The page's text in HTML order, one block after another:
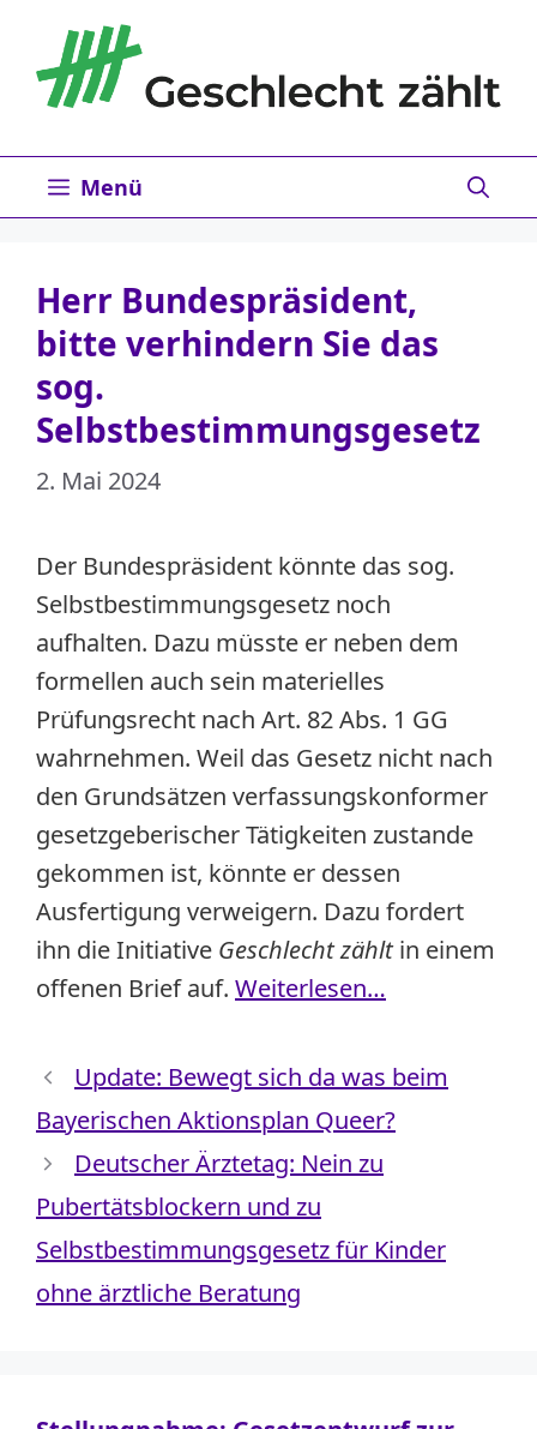
Inhalt
springen
Menü
Herr Bundespräsident,
bitte verhindern Sie das
sog.
Selbstbestimmungsgesetz
2. Mai 2024
Der Bundespräsident könnte das sog.
Selbstbestimmungsgesetz noch
aufhalten. Dazu müsste er neben dem
formellen auch sein materielles
Prüfungsrecht nach Art. 82 Abs. 1 GG
wahrnehmen. Weil das Gesetz nicht nach
den Grundsätzen verfassungskonformer
gesetzgeberischer Tätigkeiten zustande
gekommen ist, könnte er dessen
Ausfertigung verweigern. Dazu fordert
ihn die Initiative Geschlecht zähltin einem
offenen Brief auf. Weiterlesen…
Update: Bewegt sich da was beim
Bayerischen Aktionsplan Queer?
Deutscher Ärztetag: Nein zu
Pubertätsblockern und zu
Selbstbestimmungsgesetz für Kinder
ohne ärztliche Beratung